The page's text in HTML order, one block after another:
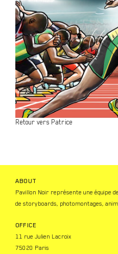
Retour vers Patrice
ABOUT
Pavillon Noir représente une équipe
de storyboards, photomontages,
OFFICE
11 rue Julien Lacroix
75020 Paris